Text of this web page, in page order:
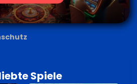
Spiele